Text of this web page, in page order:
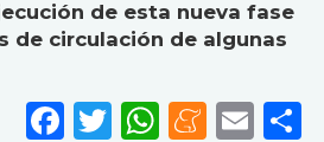
de esta nueva fase
de circulación de algunas
Facebook
Twitter